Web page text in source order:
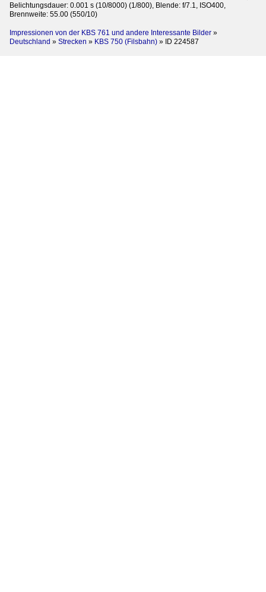
Belichtungsdauer: 0.001 s (10/8000) (1/800), Blende: f/7.1, ISO400,
Brennweite: 55.00 (550/10)
Impressionen von der KBS 761 und andere Interessante Bilder »
Deutschland » Strecken » KBS 750 (Filsbahn) » ID 224587